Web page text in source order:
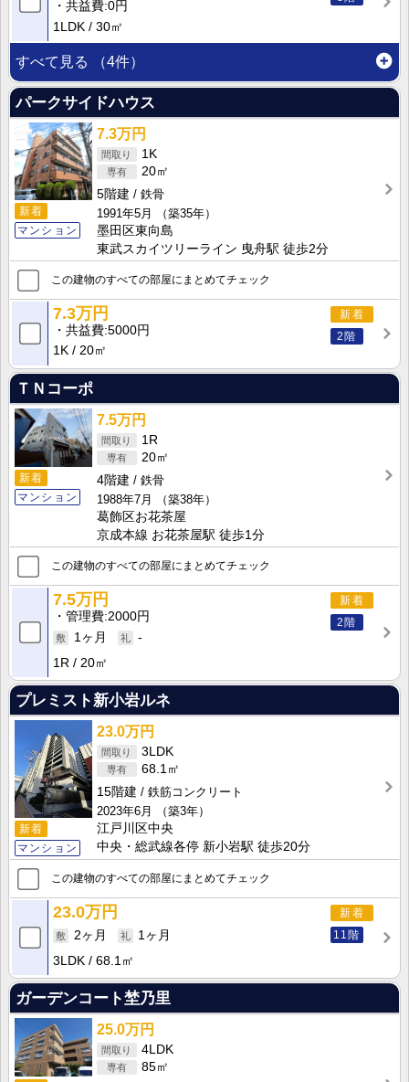
共益費 0円
1LDK
30㎡
すべて見る （4件）
パークサイドハウス
新着
マンション
7.3万円
1K
20㎡
5階建
鉄骨
1991年5月
（築35年）
墨田区東向島
東武スカイツリーライン 曳舟駅 徒歩2分
この建物のすべての部屋にまとめてチェック
新着
2階
7.3万円
共益費 5000円
1K
20㎡
ＴＮコーポ
新着
マンション
7.5万円
1R
20㎡
4階建
鉄骨
1988年7月
（築38年）
葛飾区お花茶屋
京成本線 お花茶屋駅 徒歩1分
この建物のすべての部屋にまとめてチェック
新着
2階
7.5万円
管理費 2000円
1ヶ月
-
1R
20㎡
プレミスト新小岩ルネ
新着
マンション
23.0万円
3LDK
68.1㎡
15階建
鉄筋コンクリート
2023年6月
（築3年）
江戸川区中央
中央・総武線各停 新小岩駅 徒歩20分
この建物のすべての部屋にまとめてチェック
新着
11階
23.0万円
2ヶ月
1ヶ月
3LDK
68.1㎡
ガーデンコート埜乃里
25.0万円
4LDK
85㎡